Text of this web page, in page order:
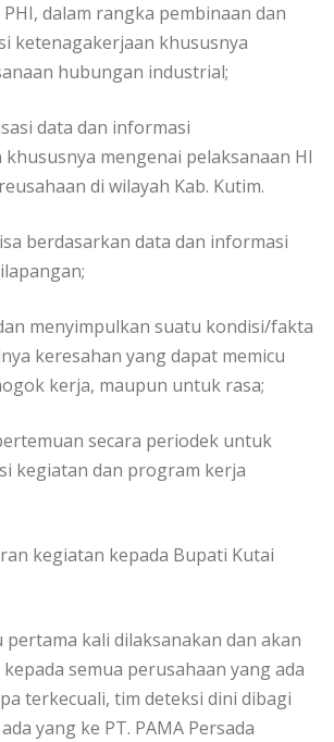
dalam rangka pembinaan dan
ketenagakerjaan khususnya
hubungan industrial;
data dan informasi
mengenai pelaksanaan HI
di wilayah Kab. Kutim.
berdasarkan data dan informasi
menyimpulkan suatu kondisi/fakta
keresahan yang dapat memicu
kerja, maupun untuk rasa;
secara periodek untuk
kegiatan dan program kerja
kegiatan kepada Bupati Kutai
kali dilaksanakan dan akan
semua perusahaan yang ada
terkecuali, tim deteksi dini dibagi
yang ke PT. PAMA Persada